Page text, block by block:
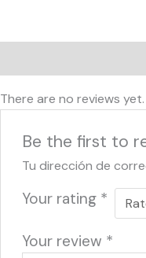
There are no reviews yet.
Be the first to
Tu dirección de
Your rating *
Your review *